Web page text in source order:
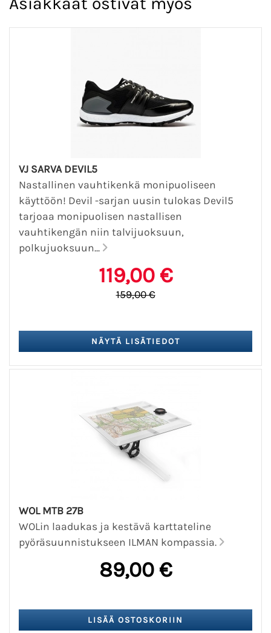
VJ SARVA DEVIL5
Nastallinen vauhtikenkä monipuoliseen
käyttöön! Devil -sarjan uusin tulokas Devil5
tarjoaa monipuolisen nastallisen
vauhtikengän niin talvijuoksuun,
polkujuoksuun...
119,00 €
159,00 €
WOL MTB 27B
WOLin laadukas ja kestävä karttateline
pyöräsuunnistukseen ILMAN kompassia.
89,00 €